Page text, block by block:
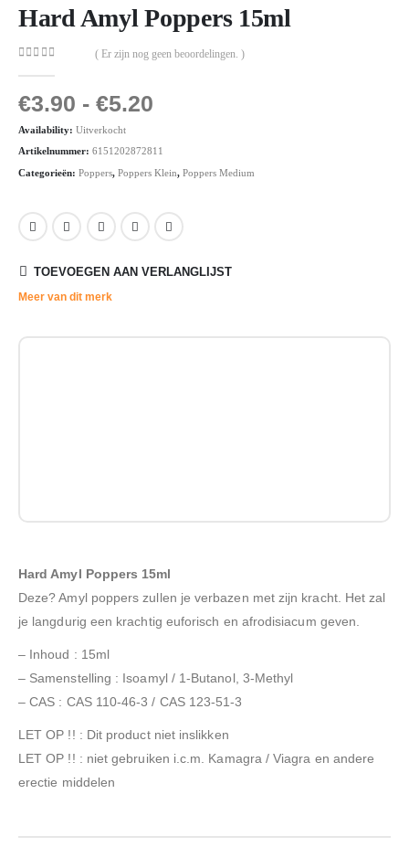
Hard Amyl Poppers 15ml
( Er zijn nog geen beoordelingen. )
€3.90 - €5.20
Availability: Uitverkocht
Artikelnummer: 6151202872811
Categorieën: Poppers, Poppers Klein, Poppers Medium
TOEVOEGEN AAN VERLANGLIJST
Meer van dit merk
Hard Amyl Poppers 15ml
Deze? Amyl poppers zullen je verbazen met zijn kracht. Het zal
je langdurig een krachtig euforisch en afrodisiacum geven.
– Inhoud : 15ml
– Samenstelling : Isoamyl / 1-Butanol, 3-Methyl
– CAS : CAS 110-46-3 / CAS 123-51-3
LET OP !! : Dit product niet inslikken
LET OP !! : niet gebruiken i.c.m. Kamagra / Viagra en andere
erectie middelen